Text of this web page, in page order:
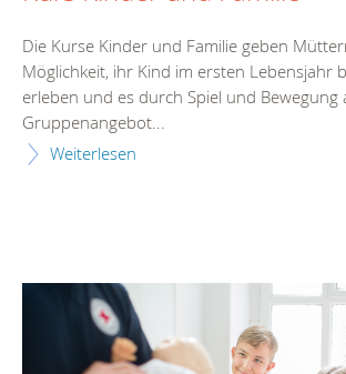
Die Kurse Kinder und Familie geben
Möglichkeit, ihr Kind im ersten Lebensjahr
erleben und es durch Spiel und Bewegung
Gruppenangebot...
Weiterlesen